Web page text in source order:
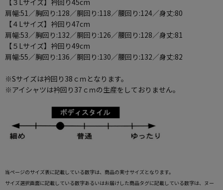
【３Lサイズ】衿回り45cm
肩幅:51／胸回り:128／胴回り:118／腰回り:124／身丈:80
【４Lサイズ】衿回り47cm
肩幅:53／胸回り:132／胴回り:126／腰回り:128／身丈:81
【５Lサイズ】衿回り49cm
肩幅:55／胸回り:136／胴回り:130／腰回り:132／身丈:82
※Sサイズは衿回り38ｃｍとなります。
※アイシャツは衿回り37ｃｍの生産をしておりません。
当ページのサイズ表に記載している数字は、商品の実寸サイズとなります。
サイズ選択画面に記載している数字あるいはお届けした商品タグに記載している数字は、ヌー